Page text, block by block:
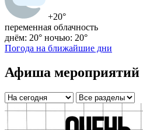
+20°
переменная облачность
днём: 20° ночью: 20°
Погода на ближайшие дни
Афиша мероприятий